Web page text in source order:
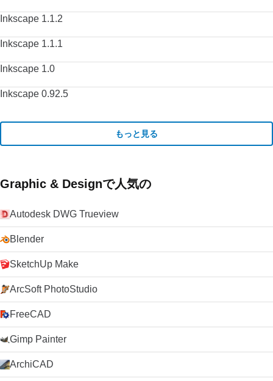
Inkscape 1.1.2
Inkscape 1.1.1
Inkscape 1.0
Inkscape 0.92.5
もっと見る
Graphic & Designで人気の
Autodesk DWG Trueview
Blender
SketchUp Make
ArcSoft PhotoStudio
FreeCAD
Gimp Painter
ArchiCAD